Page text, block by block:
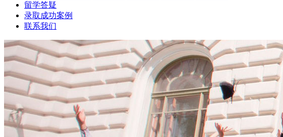
留学答疑
录取成功案例
联系我们